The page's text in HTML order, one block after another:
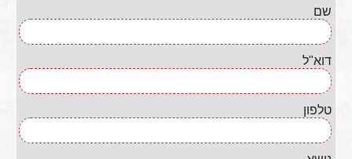
שם
דוא"ל
טלפון